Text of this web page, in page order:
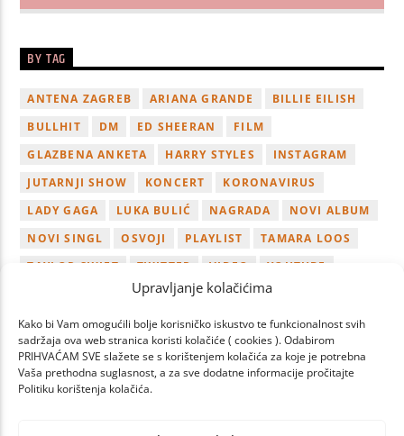
Upravljanje kolačićima
Kako bi Vam omogućili bolje korisničko iskustvo te funkcionalnost svih
sadržaja ova web stranica koristi kolačiće ( cookies ). Odabirom
PRIHVAĆAM SVE slažete se s korištenjem kolačića za koje je potrebna
Vaša prethodna suglasnost, a za sve dodatne informacije pročitajte
Politiku korištenja kolačića.
BY TAG
ANTENA ZAGREB ARIANA GRANDE
BILLIE EILISH
BULLHIT
DM ED SHEERAN
FILM
GLAZBENA ANKETA
HARRY STYLES
INSTAGRAM
JUTARNJI SHOW
KONCERT
KORONAVIRUS
LADY GAGA
LUKA BULIĆ NAGRADA
NOVI ALBUM
NOVI SINGL
OSVOJI PLAYLIST
TAMARA LOOS
TAYLOR SWIFT
TWITTER VIDEO
YOUTUBE